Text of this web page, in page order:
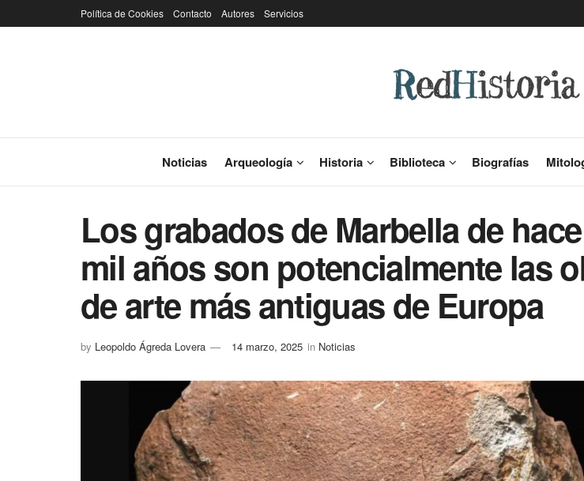
Política de Cookies Contacto Autores Servicios
Noticias Arqueología Historia Biblioteca Biografías
Los grabados de Marbella de
mil años son potencialmente las
de arte más antiguas de Europa
by Leopoldo Ágreda Lovera 14 marzo, 2025 in Noticias